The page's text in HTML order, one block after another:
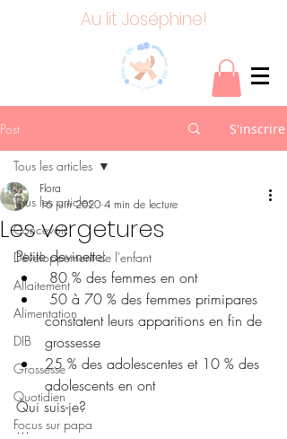
Au lit Joséphine!
Post S'inscrire
Tous les articles
Concevoir
Développement de l'enfant
Allaitement
Alimentation
DIB
Grossesse
Quotidien
Focus sur papa
Tous les articles
Les vergetures
Flora
16 juin 2020 4 min de lecture
Petite devinette:
80 % des femmes en ont
constatent leurs apparitions en fin de
grossesse
25 % des adolescentes et 10 % des
adolescents en ont
Qui suis-je?
...